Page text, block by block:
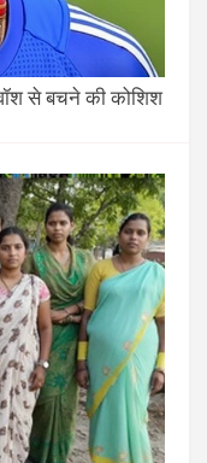
से बचने की कोशिश